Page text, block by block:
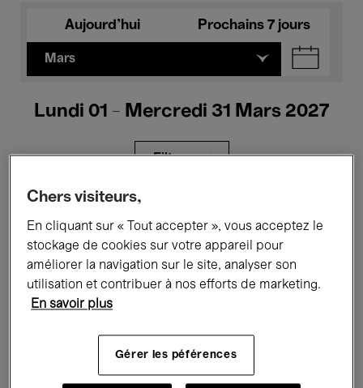
Aujourd'hui Prochains 7 jours
Mars
Lundi 01 - Mercredi 31 Mars 2027
Filtres
Expositions Films Performances
Rencontres & Débats Jazz
Musique électronique
Chers visiteurs,
En cliquant sur « Tout accepter », vous acceptez le
stockage de cookies sur votre appareil pour
améliorer la navigation sur le site, analyser son
utilisation et contribuer à nos efforts de marketing.
En savoir plus
Gérer les péférences